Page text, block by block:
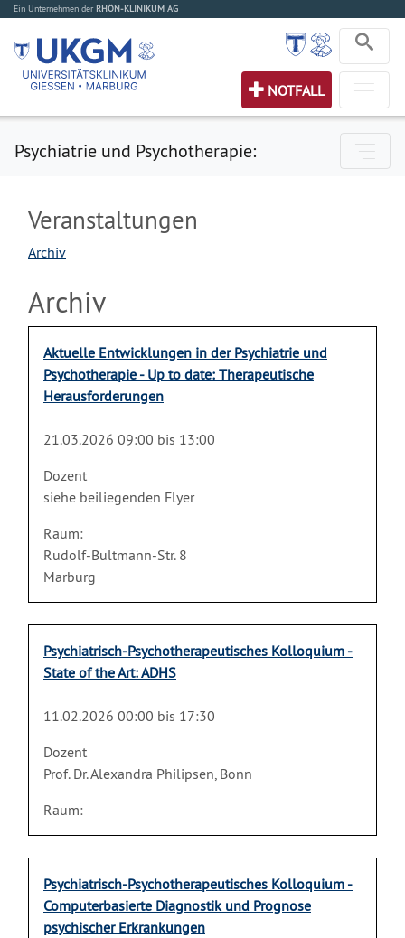
Ein Unternehmen der RHÖN-KLINIKUM AG
NOTFALL
Psychiatrie und Psychotherapie:
Veranstaltungen
Archiv
Archiv
Aktuelle Entwicklungen in der Psychiatrie und
Psychotherapie - Up to date: Therapeutische
Herausforderungen
21.03.2026 09:00 bis 13:00
Dozent
siehe beiliegenden Flyer
Raum:
Rudolf-Bultmann-Str. 8
Marburg
Psychiatrisch-Psychotherapeutisches Kolloquium -
State of the Art: ADHS
11.02.2026 00:00 bis 17:30
Dozent
Prof. Dr. Alexandra Philipsen, Bonn
Raum:
Psychiatrisch-Psychotherapeutisches Kolloquium -
Computerbasierte Diagnostik und Prognose
psychischer Erkrankungen